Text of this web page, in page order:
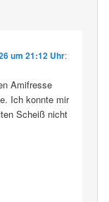
um 21:12 Uhr:
Amifresse
Ich konnte mir
Scheiß nicht